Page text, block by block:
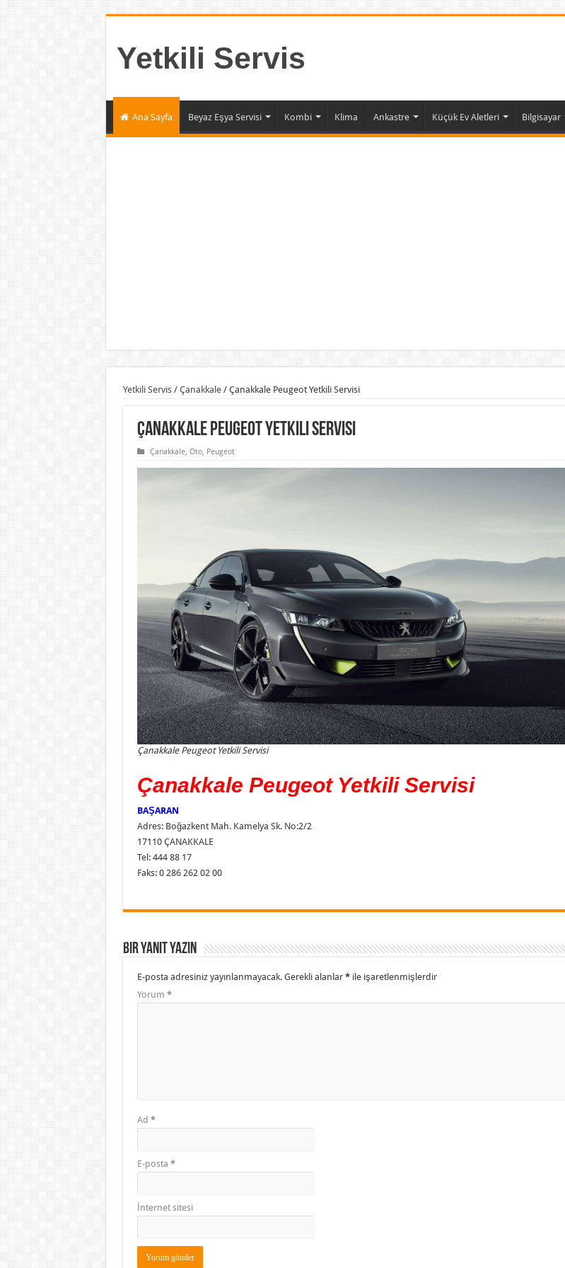
Yetkili Servis
Ana Sayfa Beyaz Eşya Servisi Kombi Klima Ankastre Küçük Ev Aletleri Bilgisayar
Yetkili Servis / Çanakkale / Çanakkale Peugeot Yetkili Servisi
Çanakkale Peugeot Yetkili Servisi
Çanakkale, Oto, Peugeot
Çanakkale Peugeot Yetkili Servisi
Çanakkale Peugeot Yetkili Servisi
BAŞARAN
Adres: Boğazkent Mah. Kamelya Sk. No:2/2
17110 ÇANAKKALE
Tel: 444 88 17
Faks: 0 286 262 02 00
Bir yanıt yazın
E-posta adresiniz yayınlanmayacak. Gerekli alanlar *ile işaretlenmişlerdir
Yorum *
Ad *
E-posta *
İnternet sitesi